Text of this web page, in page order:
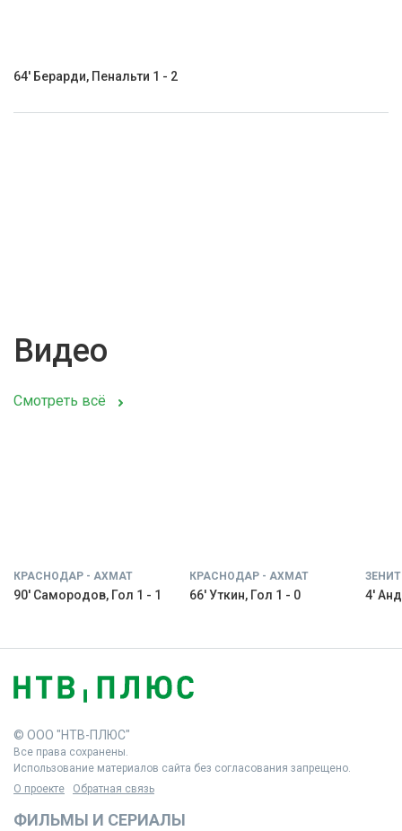
64' Берарди, Пенальти 1 - 2
Видео
Смотреть всё
КРАСНОДАР - АХМАТ
90' Самородов, Гол 1 - 1
КРАСНОДАР - АХМАТ
66' Уткин, Гол 1 - 0 4'
© ООО "НТВ-ПЛЮС"
Все права сохранены.
Использование материалов сайта без согласования запрещено.
О проекте
Обратная связь
ФИЛЬМЫ И СЕРИАЛЫ